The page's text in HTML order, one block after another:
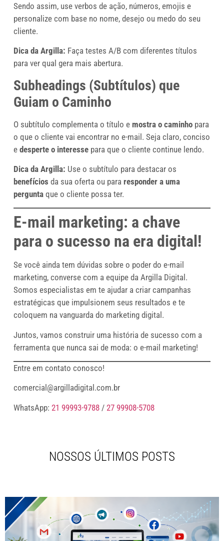
Sendo assim, use verbos de ação, números, emojis e
personalize com base no nome, desejo ou medo do seu
cliente.
Dica da Argilla: Faça testes A/B com diferentes títulos
para ver qual gera mais abertura.
Subheadings (Subtítulos) que
Guiam o Caminho
O subtítulo complementa o título e mostra o caminho para
o que o cliente vai encontrar no e-mail. Seja claro, conciso
edesperte o interesse para que o cliente continue lendo.
Dica da Argilla: Use o subtítulo para destacar os
benefícios da sua oferta ou pararesponder a uma
pergunta que o cliente possa ter.
E-mail marketing: a chave
para o sucesso na era digital!
Se você ainda tem dúvidas sobre o poder do e-mail
marketing, converse com a equipe da Argilla Digital.
Somos especialistas em te ajudar a criar campanhas
estratégicas que impulsionem seus resultados e te
coloquem na vanguarda do marketing digital.
Juntos, vamos construir uma história de sucesso com a
ferramenta que nunca sai de moda: o e-mail marketing!
Entre em contato conosco!
comercial@argilladigital.com.br
WhatsApp: 21 99993-9788 / 27 99908-5708
NOSSOS ÚLTIMOS POSTS